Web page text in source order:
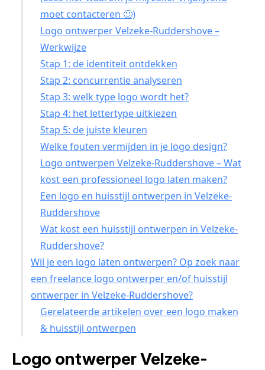
moet contacteren 🙂)
Logo ontwerper Velzeke-Ruddershove –
Werkwijze
Stap 1: de identiteit ontdekken
Stap 2: concurrentie analyseren
Stap 3: welk type logo wordt het?
Stap 4: het lettertype uitkiezen
Stap 5: de juiste kleuren
Welke fouten vermijden in je logo design?
Logo ontwerpen Velzeke-Ruddershove – Wat
kost een professioneel logo laten maken?
Een logo en huisstijl ontwerpen in Velzeke-
Ruddershove
Wat kost een huisstijl ontwerpen in Velzeke-
Ruddershove?
Wil je een logo laten ontwerpen? Op zoek naar
een freelance logo ontwerper en/of huisstijl
ontwerper in Velzeke-Ruddershove?
Gerelateerde artikelen over een logo maken
& huisstijl ontwerpen
Logo ontwerper Velzeke-